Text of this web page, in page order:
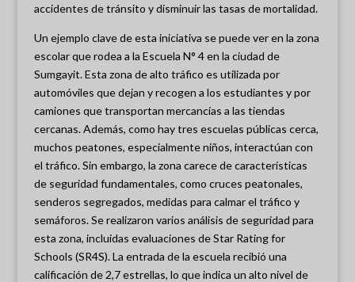
accidentes de tránsito y disminuir las tasas de mortalidad.
Un ejemplo clave de esta iniciativa se puede ver en la zona
escolar que rodea a la Escuela N° 4 en la ciudad de
Sumgayit. Esta zona de alto tráfico es utilizada por
automóviles que dejan y recogen a los estudiantes y por
camiones que transportan mercancías a las tiendas
cercanas. Además, como hay tres escuelas públicas cerca,
muchos peatones, especialmente niños, interactúan con
el tráfico. Sin embargo, la zona carece de características
de seguridad fundamentales, como cruces peatonales,
senderos segregados, medidas para calmar el tráfico y
semáforos. Se realizaron varios análisis de seguridad para
esta zona, incluidas evaluaciones de Star Rating for
Schools (SR4S). La entrada de la escuela recibió una
calificación de 2,7 estrellas, lo que indica un alto nivel de